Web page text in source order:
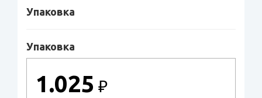
Упаковка
Упаковка
1.025 ₽